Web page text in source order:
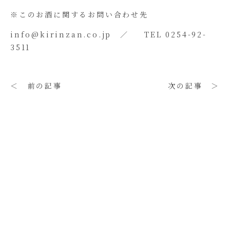
※このお酒に関するお問い合わせ先
info@kirinzan.co.jp ／ TEL 0254-92-
3511
＜ 前の記事 次の記事 ＞